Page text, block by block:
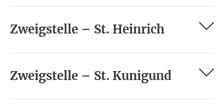
Zweigstelle – St. Heinrich
Zweigstelle – St. Kunigund